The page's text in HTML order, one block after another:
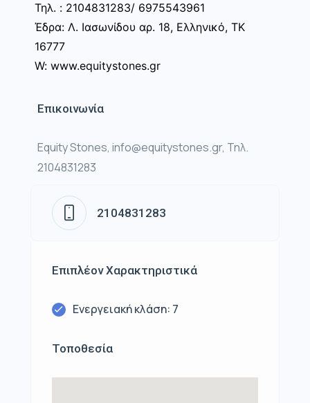
Τηλ. : 2104831283/ 6975543961
Έδρα: Λ. Ιασωνίδου αρ. 18, Ελληνικό, ΤΚ
16777
W: www.equitystones.gr
Επικοινωνία
Equity Stones, info@equitystones.gr, Τηλ.
2104831283
2104831283
Επιπλέον Χαρακτηριστικά
Ενεργειακή κλάση: 7
Τοποθεσία